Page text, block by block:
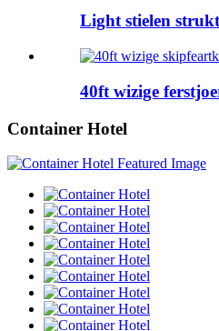
Light stielen
40ft wizige
Container Hotel